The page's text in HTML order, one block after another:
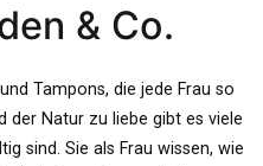
& Co.
Tampons, die jede Frau so
der Natur zu liebe gibt es viele
sind. Sie als Frau wissen, wie